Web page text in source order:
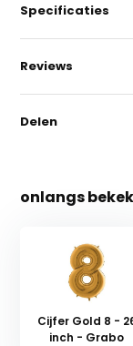
Specificaties
Reviews
Delen
onlangs
Cijfer Gold 8 -
inch - Grabo